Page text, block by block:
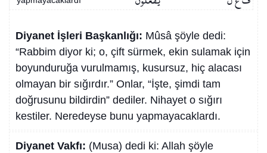
Diyanet İşleri Başkanlığı: Mûsâ şöyle dedi:
“Rabbim diyor ki; o, çift sürmek, ekin sulamak için
boyunduruğa vurulmamış, kusursuz, hiç alacası
olmayan bir sığırdır.” Onlar, “İşte, şimdi tam
doğrusunu bildirdin” dediler. Nihayet o sığırı
kestiler. Neredeyse bunu yapmayacaklardı.
Diyanet Vakfı: (Musa) dedi ki: Allah şöyle